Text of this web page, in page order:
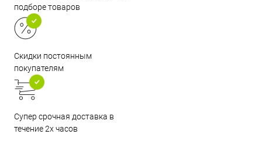
подборе товаров
Скидки постоянным
покупателям
Супер срочная доставка в
течение 2х часов